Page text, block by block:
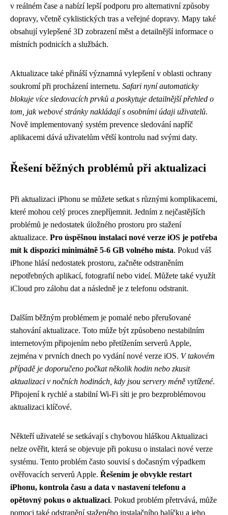
v reálném čase a nabízí lepší podporu pro alternativní způsoby
dopravy, včetně cyklistických tras a veřejné dopravy. Mapy také
obsahují vylepšené 3D zobrazení měst a detailnější informace o
místních podnicích a službách.
Aktualizace také přináší významná vylepšení v oblasti ochrany
soukromí při procházení internetu. Safari nyní automaticky
blokuje více sledovacích prvků a poskytuje detailnější přehled o
tom, jak webové stránky nakládají s osobními údaji uživatelů.
Nově implementovaný systém prevence sledování napříč
aplikacemi dává uživatelům větší kontrolu nad svými daty.
Řešení běžných problémů při aktualizaci
Při aktualizaci iPhonu se můžete setkat s různými komplikacemi,
které mohou celý proces znepříjemnit. Jedním z nejčastějších
problémů je nedostatek úložného prostoru pro stažení
aktualizace. Pro úspěšnou instalaci nové verze iOS je potřeba
mít k dispozici minimálně 5-6 GB volného místa. Pokud váš
iPhone hlásí nedostatek prostoru, začněte odstraněním
nepotřebných aplikací, fotografií nebo videí. Můžete také využít
iCloud pro zálohu dat a následně je z telefonu odstranit.
Dalším běžným problémem je pomalé nebo přerušované
stahování aktualizace. Toto může být způsobeno nestabilním
internetovým připojením nebo přetížením serverů Apple,
zejména v prvních dnech po vydání nové verze iOS. V takovém
případě je doporučeno počkat několik hodin nebo zkusit
aktualizaci v nočních hodinách, kdy jsou servery méně vytížené.
Připojení k rychlé a stabilní Wi-Fi síti je pro bezproblémovou
aktualizaci klíčové.
Někteří uživatelé se setkávají s chybovou hláškou Aktualizaci
nelze ověřit, která se objevuje při pokusu o instalaci nové verze
systému. Tento problém často souvisí s dočasným výpadkem
ověřovacích serverů Apple. Řešením je obvykle restart
iPhonu, kontrola času a data v nastavení telefonu a
opětovný pokus o aktualizaci. Pokud problém přetrvává, může
pomoci také odstranění staženého instalačního balíčku a jeho